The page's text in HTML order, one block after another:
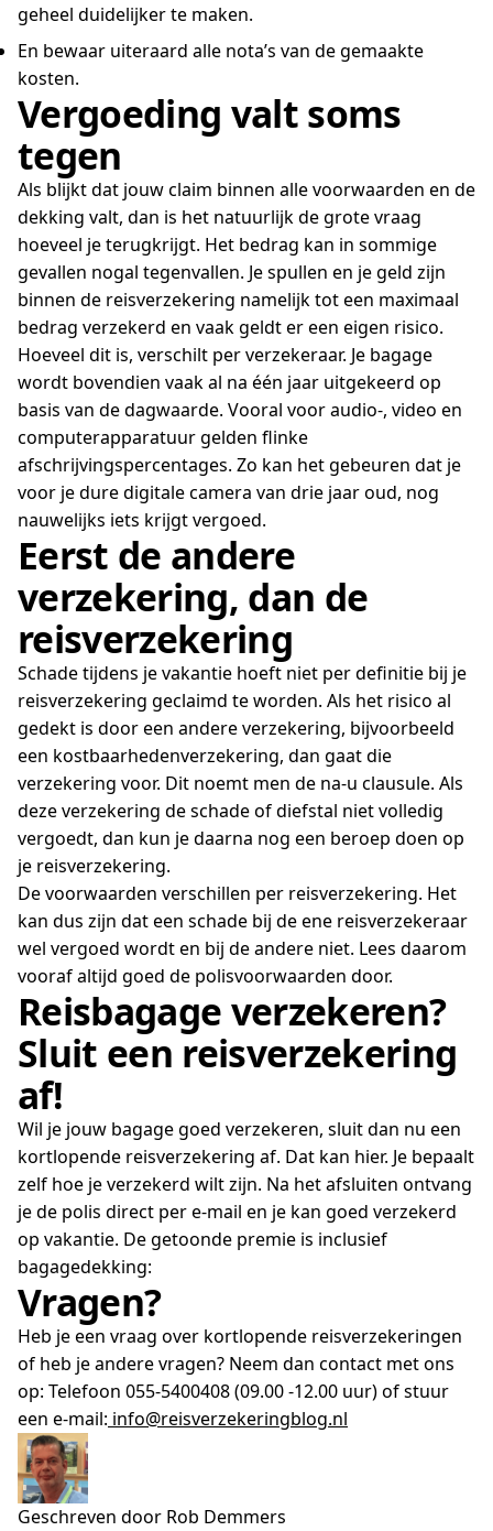
geheel duidelijker te maken.
En bewaar uiteraard alle nota’s van de gemaakte
kosten.
Vergoeding valt soms
tegen
Als blijkt dat jouw claim binnen alle voorwaarden en de
dekking valt, dan is het natuurlijk de grote vraag
hoeveel je terugkrijgt. Het bedrag kan in sommige
gevallen nogal tegenvallen. Je spullen en je geld zijn
binnen de reisverzekering namelijk tot een maximaal
bedrag verzekerd en vaak geldt er een eigen risico.
Hoeveel dit is, verschilt per verzekeraar. Je bagage
wordt bovendien vaak al na één jaar uitgekeerd op
basis van de dagwaarde. Vooral voor audio-, video en
computerapparatuur gelden flinke
afschrijvingspercentages. Zo kan het gebeuren dat je
voor je dure digitale camera van drie jaar oud, nog
nauwelijks iets krijgt vergoed.
Eerst de andere
verzekering, dan de
reisverzekering
Schade tijdens je vakantie hoeft niet per definitie bij je
reisverzekering geclaimd te worden. Als het risico al
gedekt is door een andere verzekering, bijvoorbeeld
een kostbaarhedenverzekering, dan gaat die
verzekering voor. Dit noemt men de na-u clausule. Als
deze verzekering de schade of diefstal niet volledig
vergoedt, dan kun je daarna nog een beroep doen op
je reisverzekering.
De voorwaarden verschillen per reisverzekering. Het
kan dus zijn dat een schade bij de ene reisverzekeraar
wel vergoed wordt en bij de andere niet. Lees daarom
vooraf altijd goed de polisvoorwaarden door.
Reisbagage verzekeren?
Sluit een reisverzekering
af!
Wil je jouw bagage goed verzekeren, sluit dan nu een
kortlopende reisverzekering af. Dat kan hier. Je bepaalt
zelf hoe je verzekerd wilt zijn. Na het afsluiten ontvang
je de polis direct per e-mail en je kan goed verzekerd
op vakantie. De getoonde premie is inclusief
bagagedekking:
Vragen?
Heb je een vraag over kortlopende reisverzekeringen
of heb je andere vragen? Neem dan contact met ons
op: Telefoon 055-5400408 (09.00 -12.00 uur) of stuur
een e-mail: info@reisverzekeringblog.nl
Geschreven door Rob Demmers